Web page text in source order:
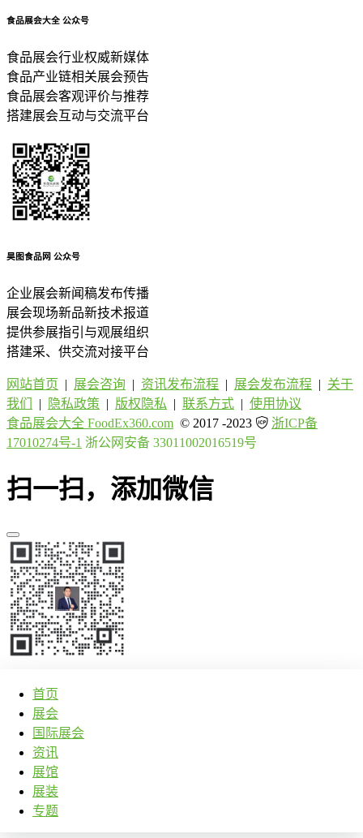
首页
展会
国际展会
资讯
展馆
展装
专题
食品展会大全 公众号
食品展会行业权威新媒体
食品产业链相关展会预告
食品展会客观评价与推荐
搭建展会互动与交流平台
昊图食品网 公众号
企业展会新闻稿发布传播
展会现场新品新技术报道
提供参展指引与观展组织
搭建采、供交流对接平台
网站首页 | 展会咨询 | 资讯发布流程 | 展会发布流程 | 关于
我们
| 隐私政策 | 版权隐私 | 联系方式 | 使用协议
食品展会大全 FoodEx360.com © 2017 -2023
浙ICP备
17010274号-1 浙公网安备 33011002016519号
扫一扫，添加微信